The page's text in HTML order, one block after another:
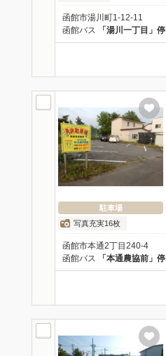
函館市湯川町1-12-11
函館バス 「湯川一丁目」停
駐車場
写真充実16枚
函館市本通2丁目240-4
函館バス 「本通農協前」停